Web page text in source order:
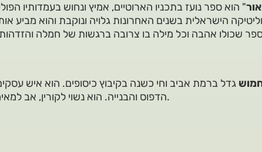
" הוא ספר נועז בתכניו הארוטיים, אמיץ ונחוש בעמדותיו
הישראלית בשנים האחרונות גלויה ונוקבת והוא מביע
שכולו אהבה וכל מילה בו צרובה ברגשות של חמלה
גדל ברמת אביב וחי כשנה בקיבוץ כיסופים. הוא איש
הדפוס והבנייה. הוא נשוי לקורין, אב למאיה ודנה, וסב לשבעה נכדים.